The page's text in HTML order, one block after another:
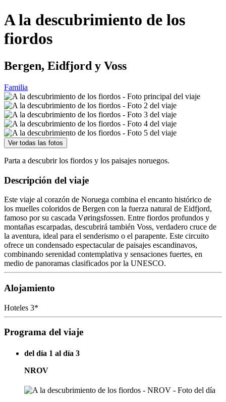
A la descubrimiento de los
fiordos
Bergen, Eidfjord y Voss
Familia
Ver todas las fotos
Parta a descubrir los fiordos y los paisajes noruegos.
Descripción del viaje
Este viaje al corazón de Noruega combina el encanto histórico de
los muelles coloridos de Bergen con la fuerza natural de Eidfjord,
famoso por su cascada Vøringsfossen. Entre fiordos profundos y
montañas escarpadas, descubrirá también Voss, verdadero cruce de
la aventura, ideal para el senderismo o el parapente. Este circuito
ofrece un condensado espectacular de paisajes escandinavos,
combinando serenidad contemplativa y sensaciones fuertes, en
medio de panoramas clasificados por la UNESCO.
Alojamiento
Hoteles 3*
Programa del viaje
del día 1 al día 3
NROV